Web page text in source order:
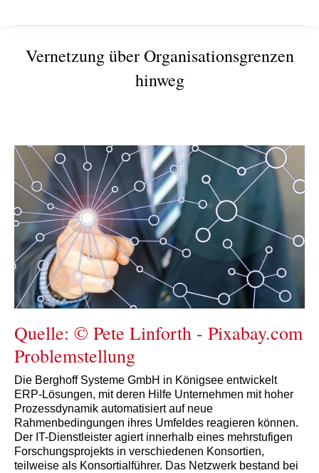
Vernetzung über Organisationsgrenzen
hinweg
Quelle: © Pete Linforth - Pixabay.com
Problemstellung
Die Berghoff Systeme GmbH in Königsee entwickelt
ERP-Lösungen, mit deren Hilfe Unternehmen mit hoher
Prozessdynamik automatisiert auf neue
Rahmenbedingungen ihres Umfeldes reagieren können.
Der IT-Dienstleister agiert innerhalb eines mehrstufigen
Forschungsprojekts in verschiedenen Konsortien,
teilweise als Konsortialführer. Das Netzwerk bestand bei